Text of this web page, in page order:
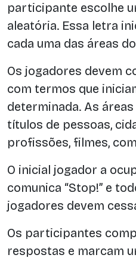
participante escolhe
aleatória. Essa letra
cada uma das áreas
Os jogadores devem
com termos que
determinada. As
títulos de pessoas,
profissões, filmes,
O inicial jogador a
comunica “Stop!” e
jogadores devem
Os participantes
respostas e marcam